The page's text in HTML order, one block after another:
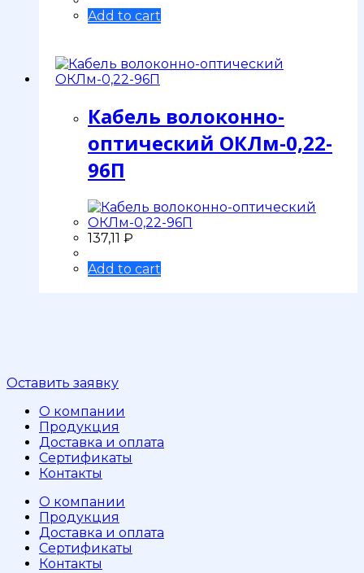
Add to cart
Кабель волоконно-
оптический ОКЛм-0,22-
96П
137,11 ₽
Add to cart
Оставить заявку
О компании
Продукция
Доставка и оплата
Сертификаты
Контакты
О компании
Продукция
Доставка и оплата
Сертификаты
Контакты